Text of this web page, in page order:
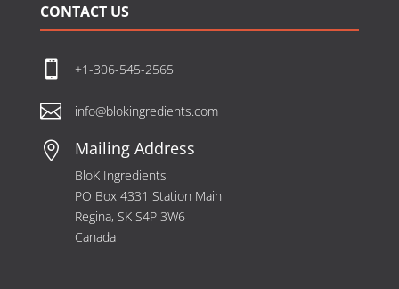
CONTACT US
 +1-306-545-2565
 info@blokingredients.com
 Mailing Address
BloK Ingredients
PO Box 4331 Station Main
Regina, SK S4P 3W6
Canada